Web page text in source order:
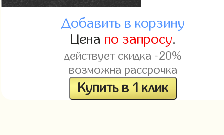
Добавить в корзину
Цена по запросу.
действует скидка -20%
возможна рассрочка
Купить в 1 клик